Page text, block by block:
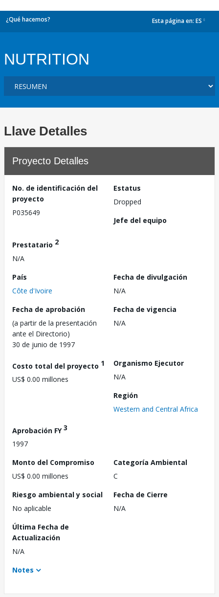
¿Qué hacemos? Esta página en: ES
NUTRITION
Llave Detalles
Proyecto Detalles
No. de identificación del
proyecto
P035649
Estatus
Dropped
Jefe del equipo
Prestatario 2
N/A
País
Côte d'Ivoire
Fecha de divulgación
N/A
Fecha de aprobación
(a partir de la presentación
ante el Directorio)
30 de junio de 1997
Fecha de vigencia
N/A
Costo total del proyecto 1
US$ 0.00 millones
Organismo Ejecutor
N/A
Región
Western and Central Africa
Aprobación FY3
1997
Monto del Compromiso
US$ 0.00 millones
Categoría Ambiental
C
Riesgo ambiental y social
No aplicable
Fecha de Cierre
N/A
Última Fecha de
Actualización
N/A
Notes